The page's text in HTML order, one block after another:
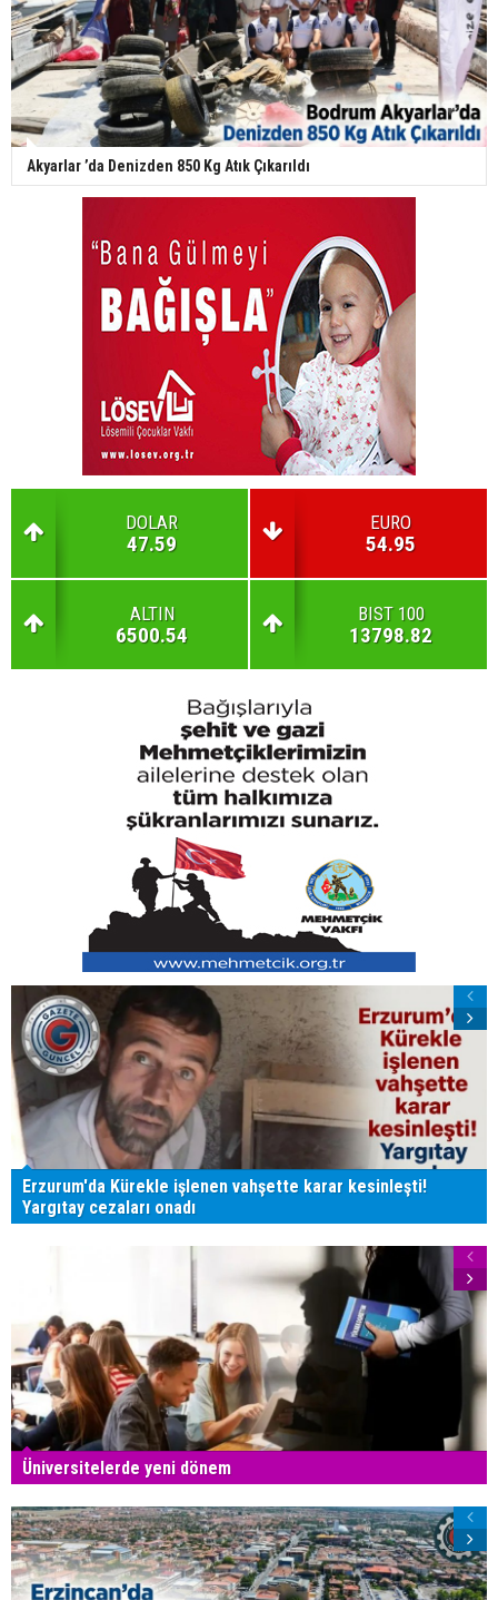
Akyarlar ’da Denizden 850 Kg Atık Çıkarıldı
DOLAR
47.59
EURO
54.95
ALTIN
6500.54
BIST 100
13798.82
Erzurum'da Kürekle işlenen vahşette karar kesinleşti!
Yargıtay cezaları onadı
Üniversitelerde yeni dönem